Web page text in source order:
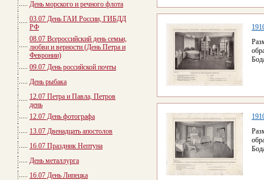
День морского и речного флота
03.07 День ГАИ России, ГИБДД
РФ
08.07 Всероссийский день семьи,
любви и верности (День Петра и
Февронии)
09.07 День российской почты
День рыбака
12.07 Петра и Павла, Петров
день
12.07 День фотографа
13.07 Двенадцать апостолов
16.07 Праздник Нептуна
День металлурга
16.07 День Липецка